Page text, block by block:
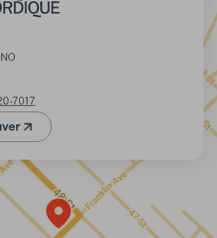
7017
dans un nouvel onglet)